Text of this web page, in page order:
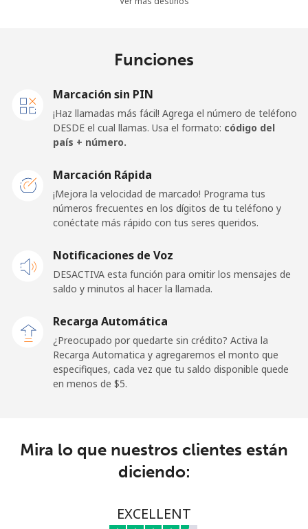
⁦39.5¢⁩ 12 min por ⁦$5⁩ ⁦16¢⁩
Línea fija ⁦23.5¢⁩ 21 min por ⁦$5⁩
⁦25.5¢⁩ 19 min por ⁦$5⁩
Cayman Islands
Celular ⁦27.5¢⁩
Central African Republic
6 min por ⁦$5⁩
Funciones
Marcación sin PIN
¡Haz llamadas más fácil! Agrega el número de teléfono
DESDE el cual llamas. Usa el formato: código del
país + número.
Marcación Rápida
¡Mejora la velocidad de marcado! Programa tus
números frecuentes en los dígitos de tu teléfono y
conéctate más rápido con tus seres queridos.
Notificaciones de Voz
DESACTIVA esta función para omitir los mensajes de
saldo y minutos al hacer la llamada.
Recarga Automática
¿Preocupado por quedarte sin crédito? Activa la
Recarga Automatica y agregaremos el monto que
especifiques, cada vez que tu saldo disponible quede
en menos de ⁦$5⁩.
Mira lo que nuestros clientes están
diciendo:
EXCELLENT